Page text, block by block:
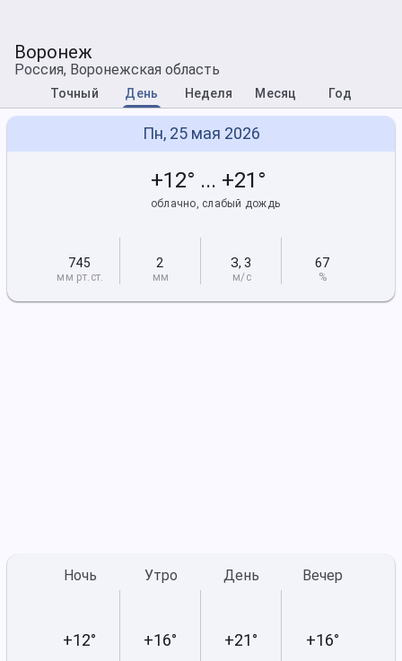
Воронеж
Россия, Воронежская область
Точный День Неделя Месяц Год
Пн, 25 мая 2026
+12° ... +21°
облачно, слабый дождь
745
мм рт.ст.
2
мм
З,3
м/с
67
%
Ночь
+12°
Утро
+16°
День
+21°
Вечер
+16°